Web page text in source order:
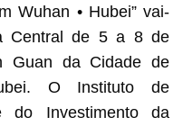
Wuhan • Hubei” vai-
Central de 5 a 8 de
Guan da Cidade de
O Instituto de
do Investimento da